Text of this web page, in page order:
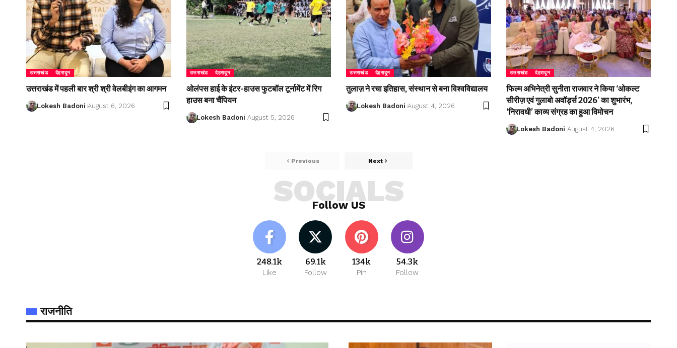
उत्तराखंड देहरादून
उत्तराखंड में पहली बार श्री श्री वेलबीइंग का आगमन
Lokesh Badoni August 6, 2026
उत्तराखंड देहरादून
ओलंपस हाई के इंटर-हाउस फुटबॉल टूर्नामेंट में रिग
हाउस बना चैंपियन
Lokesh Badoni August 5, 2026
उत्तराखंड देहरादून
तुलाज़ ने रचा इतिहास, संस्थान से बना विश्वविद्यालय
Lokesh Badoni August 4, 2026
उत्तराखंड देहरादून
फिल्म अभिनेत्री सुनीता राजवार ने किया ‘ओकल्ट
सीरीज़ एवं गुलाबो अवॉर्ड्स 2026’ का शुभारंभ,
‘निरावधी’ काव्य संग्रह का हुआ विमोचन
Lokesh Badoni August 4, 2026
Previous Next
Follow US
SOCIALS
248.1k
Like
69.1k
Follow
134k
Pin
54.3k
Follow
राजनीति